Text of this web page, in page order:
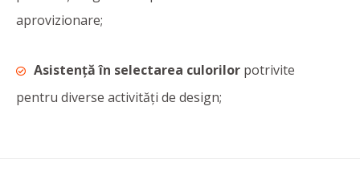
aprovizionare;
Asistenţă în selectarea culorilor potrivite
pentru diverse activități de design;